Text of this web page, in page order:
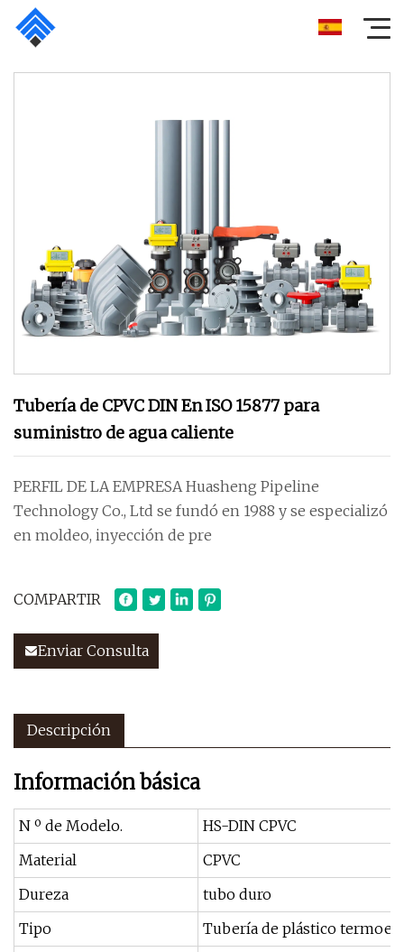
Tubería de CPVC DIN En ISO 15877 para
suministro de agua caliente
PERFIL DE LA EMPRESA Huasheng Pipeline
Technology Co., Ltd se fundó en 1988 y se especializó
en moldeo, inyección de pre
COMPARTIR
Enviar Consulta
Descripción
Información básica
N º de Modelo.
HS-DIN CPVC
Material
CPVC
Dureza
tubo duro
Tipo
Tubería de plástico